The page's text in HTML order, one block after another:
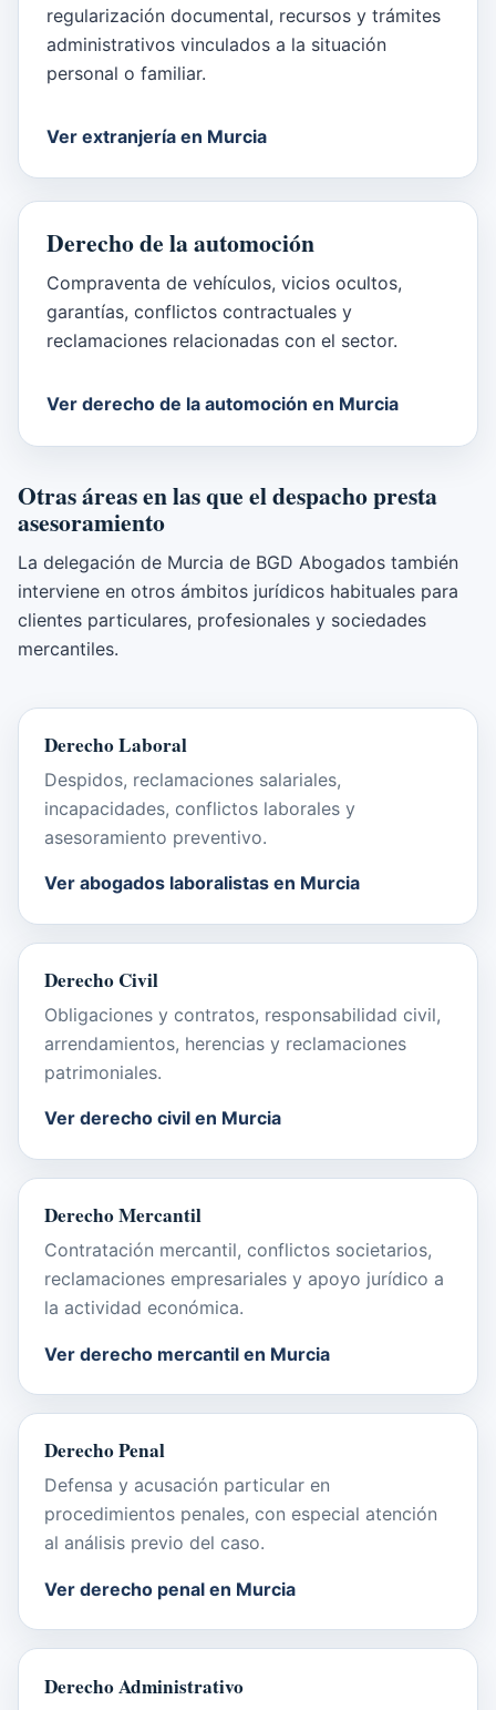
regularización documental, recursos y trámites
administrativos vinculados a la situación
personal o familiar.
Ver extranjería en Murcia
Derecho de la automoción
Compraventa de vehículos, vicios ocultos,
garantías, conflictos contractuales y
reclamaciones relacionadas con el sector.
Ver derecho de la automoción en Murcia
Otras áreas en las que el despacho presta
asesoramiento
La delegación de Murcia de BGD Abogados también
interviene en otros ámbitos jurídicos habituales para
clientes particulares, profesionales y sociedades
mercantiles.
Derecho Laboral
Despidos, reclamaciones salariales,
incapacidades, conflictos laborales y
asesoramiento preventivo.
Ver abogados laboralistas en Murcia
Derecho Civil
Obligaciones y contratos, responsabilidad civil,
arrendamientos, herencias y reclamaciones
patrimoniales.
Ver derecho civil en Murcia
Derecho Mercantil
Contratación mercantil, conflictos societarios,
reclamaciones empresariales y apoyo jurídico a
la actividad económica.
Ver derecho mercantil en Murcia
Derecho Penal
Defensa y acusación particular en
procedimientos penales, con especial atención
al análisis previo del caso.
Ver derecho penal en Murcia
Derecho Administrativo